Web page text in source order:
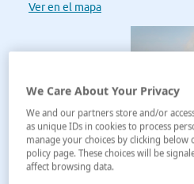
Ver en el mapa
We Care About Your Privacy
We and our partners store and/or
as unique IDs in cookies to process
manage your choices by clicking
policy page. These choices will be
affect browsing data.